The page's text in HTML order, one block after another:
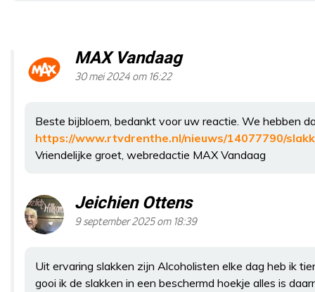
MAX Vandaag
30 mei 2024 om 16:22
Beste bijbloem, bedankt voor uw reactie. We hebben
https://www.rtvdrenthe.nl/nieuws/14077790/
Vriendelijke groet, webredactie MAX Vandaag
Jeichien Ottens
9 september 2025 om 18:39
Uit ervaring slakken zijn Alcoholisten elke dag heb ik
gooi ik de slakken in een beschermd hoekje alles is